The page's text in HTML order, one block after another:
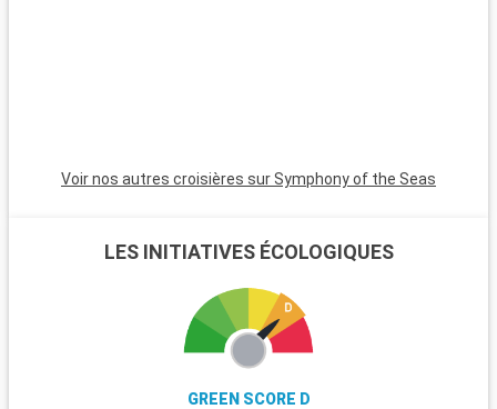
Voir nos autres croisières sur Symphony of the Seas
LES INITIATIVES ÉCOLOGIQUES
GREEN SCORE D